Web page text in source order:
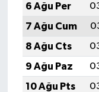
6 Ağu Per
7 Ağu Cum
8 Ağu Cts
9 Ağu Paz
10 Ağu Pts